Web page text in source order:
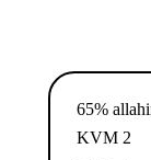
65%
KVM 2